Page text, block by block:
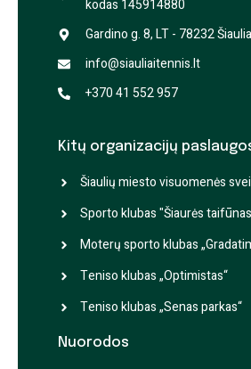
kodas 145914880
Gardino g. 8, LT - 78232
info@siauliaitennis.lt
+370 41 552 957
Kitų organizacijų
Šiaulių miesto visuomenės
Sporto klubas "Šiaurės
Moterų sporto klubas
Teniso klubas „Optimistas“
Teniso klubas „Senas parkas“
Nuorodos